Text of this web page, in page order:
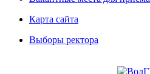
Карта сайта
Выборы ректора